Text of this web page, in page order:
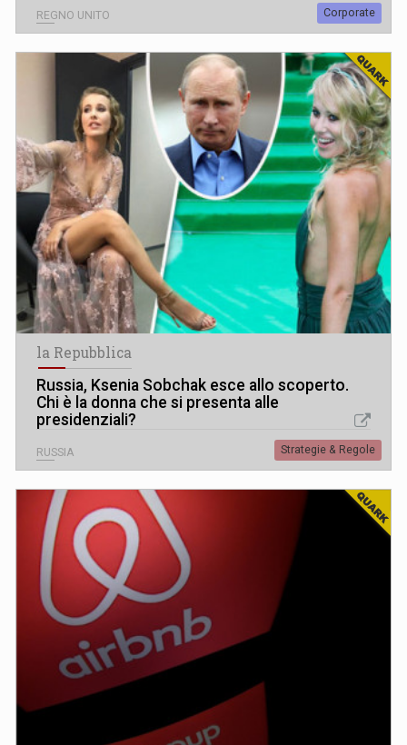
REGNO UNITO Corporate
la Repubblica
Russia, Ksenia Sobchak esce allo scoperto.
Chi è la donna che si presenta alle
presidenziali?
RUSSIA Strategie & Regole